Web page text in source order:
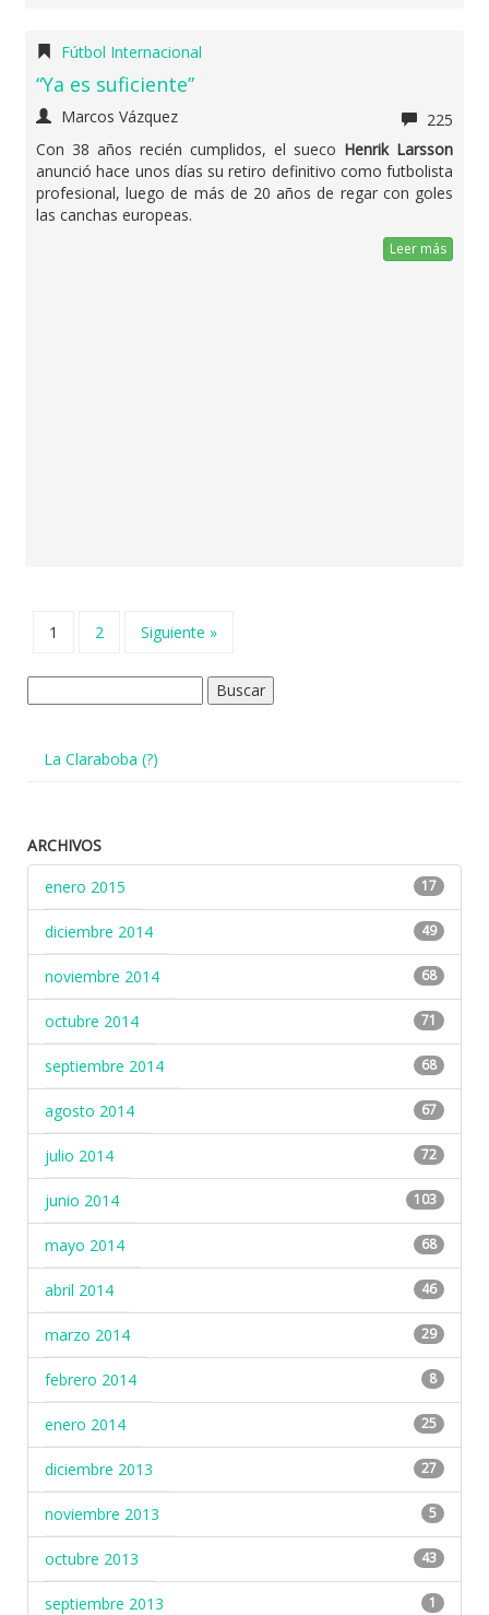
Fútbol Internacional
“Ya es suficiente”
Marcos Vázquez
225
Con 38 años recién cumplidos, el sueco Henrik Larsson
anunció hace unos días su retiro definitivo como futbolista
profesional, luego de más de 20 años de regar con goles
las canchas europeas.
Leer más
1 2 Siguiente »
La Claraboba (?)
ARCHIVOS
enero 2015
17
diciembre 2014 49
noviembre 2014 68
octubre 2014 71
septiembre 2014 68
agosto 2014 67
julio 2014 72
junio 2014 103
mayo 2014 68
abril 2014 46
marzo 2014 29
febrero 2014 8
enero 2014 25
diciembre 2013 27
noviembre 2013 5
octubre 2013 43
septiembre 2013 1